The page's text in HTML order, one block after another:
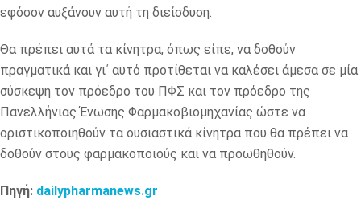
εφόσον αυξάνουν αυτή τη διείσδυση.
Θα πρέπει αυτά τα κίνητρα, όπως είπε, να δοθούν
πραγματικά και γι΄ αυτό προτίθεται να καλέσει άμεσα σε μία
σύσκεψη τον πρόεδρο του ΠΦΣ και τον πρόεδρο της
Πανελλήνιας Ένωσης Φαρμακοβιομηχανίας ώστε να
οριστικοποιηθούν τα ουσιαστικά κίνητρα που θα πρέπει να
δοθούν στους φαρμακοποιούς και να προωθηθούν.
Πηγή: dailypharmanews.gr